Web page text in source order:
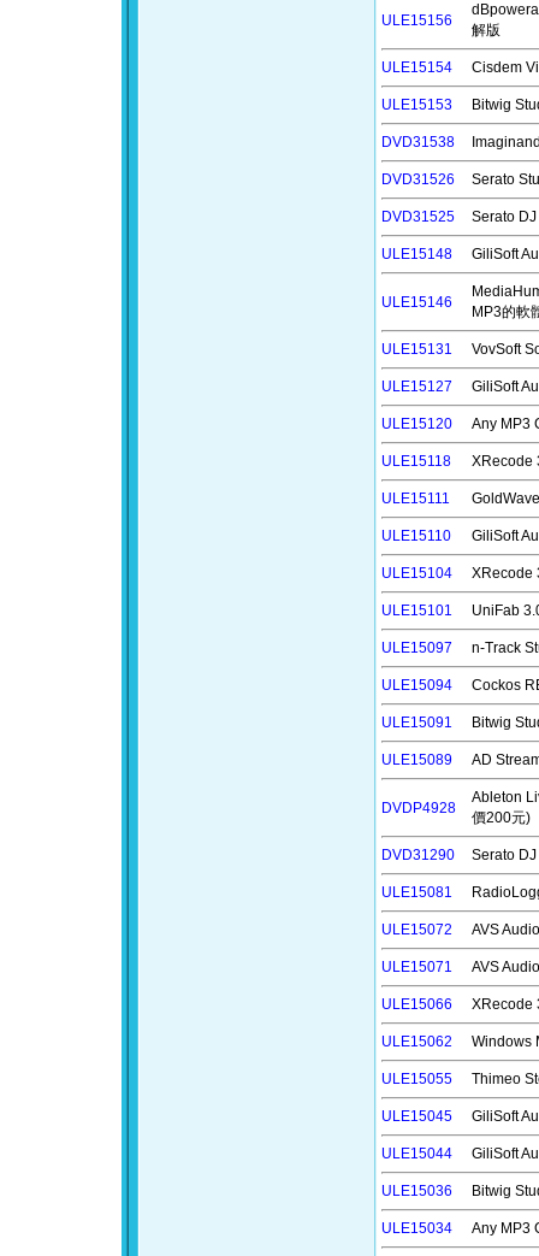
ULE15156
解版
ULE15154 Cisdem
ULE15153 Bitwig
DVD31538
DVD31526 Serato
DVD31525 Serato
ULE15148 GiliSoft
ULE15146
MP3的軟
ULE15131 VovSoft
ULE15127 GiliSoft
ULE15120 Any MP3
ULE15118 XRecode
ULE15111
ULE15110 GiliSoft
ULE15104 XRecode
ULE15101 UniFab
ULE15097 n-Track
ULE15094 Cockos
ULE15091 Bitwig
ULE15089 AD
DVDP4928
Ableton
價200元)
DVD31290 Serato
ULE15081
ULE15072 AVS
ULE15071 AVS
ULE15066 XRecode
ULE15062 Windows
ULE15055 Thimeo
ULE15045 GiliSoft
ULE15044 GiliSoft
ULE15036 Bitwig
ULE15034 Any MP3